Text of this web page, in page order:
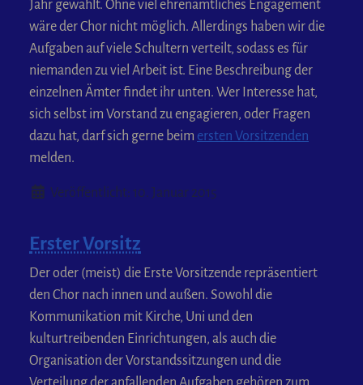
Jahr gewählt. Ohne viel ehrenamtliches Engagement
wäre der Chor nicht möglich. Allerdings haben wir die
Aufgaben auf viele Schultern verteilt, sodass es für
niemanden zu viel Arbeit ist. Eine Beschreibung der
einzelnen Ämter findet ihr unten. Wer Interesse hat,
sich selbst im Vorstand zu engagieren, oder Fragen
dazu hat, darf sich gerne beim ersten Vorsitzenden
melden.
DetailsVeröffentlicht: 10. Januar 2015
Erster Vorsitz
Der oder (meist) die Erste Vorsitzende repräsentiert
den Chor nach innen und außen. Sowohl die
Kommunikation mit Kirche, Uni und den
kulturtreibenden Einrichtungen, als auch die
Organisation der Vorstandssitzungen und die